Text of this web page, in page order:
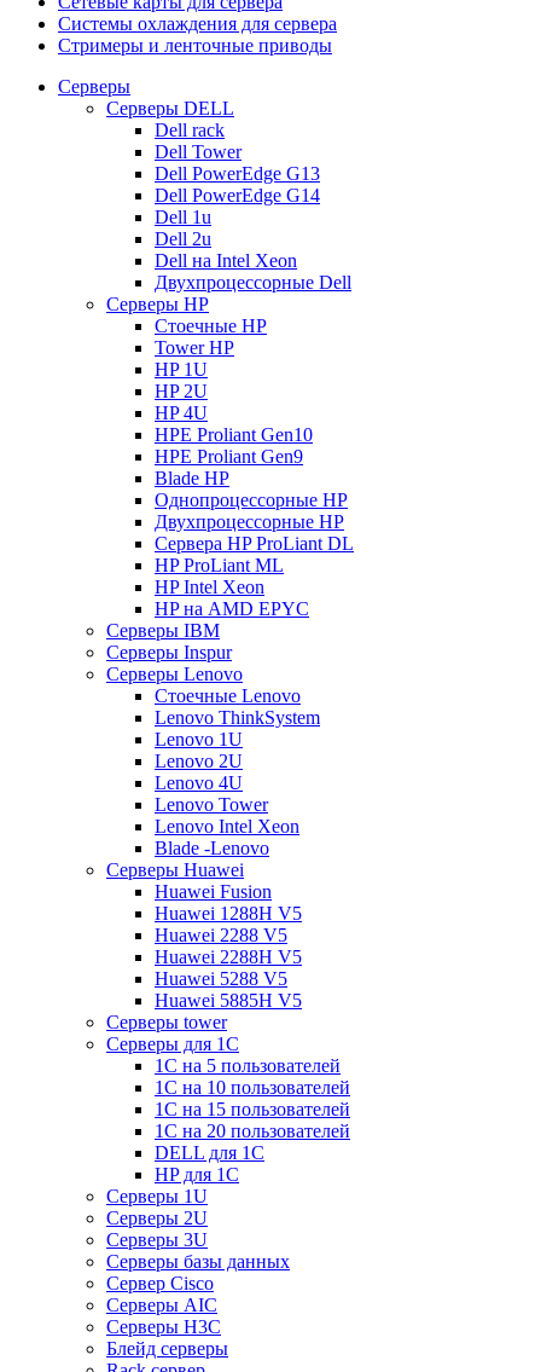
Системы охлаждения для сервера
Стримеры и ленточные приводы
Серверы
Серверы DELL
Dell rack
Dell Tower
Dell PowerEdge G13
Dell PowerEdge G14
Dell 1u
Dell 2u
Dell на Intel Xeon
Двухпроцессорные Dell
Серверы HP
Стоечные HP
Tower HP
HP 1U
HP 2U
HP 4U
HPE Proliant Gen10
HPE Proliant Gen9
Blade HP
Однопроцессорные HP
Двухпроцессорные HP
Сервера HP ProLiant DL
HP ProLiant ML
HP Intel Xeon
HP на AMD EPYC
Серверы IBM
Серверы Inspur
Серверы Lenovo
Стоечные Lenovo
Lenovo ThinkSystem
Lenovo 1U
Lenovo 2U
Lenovo 4U
Lenovo Tower
Lenovo Intel Xeon
Blade -Lenovo
Серверы Huawei
Huawei Fusion
Huawei 1288H V5
Huawei 2288 V5
Huawei 2288H V5
Huawei 5288 V5
Huawei 5885H V5
Серверы tower
Серверы для 1C
1С на 5 пользователей
1С на 10 пользователей
1С на 15 пользователей
1С на 20 пользователей
DELL для 1С
HP для 1С
Серверы 1U
Серверы 2U
Серверы 3U
Серверы базы данных
Сервер Cisco
Серверы AIC
Серверы H3C
Блейд серверы